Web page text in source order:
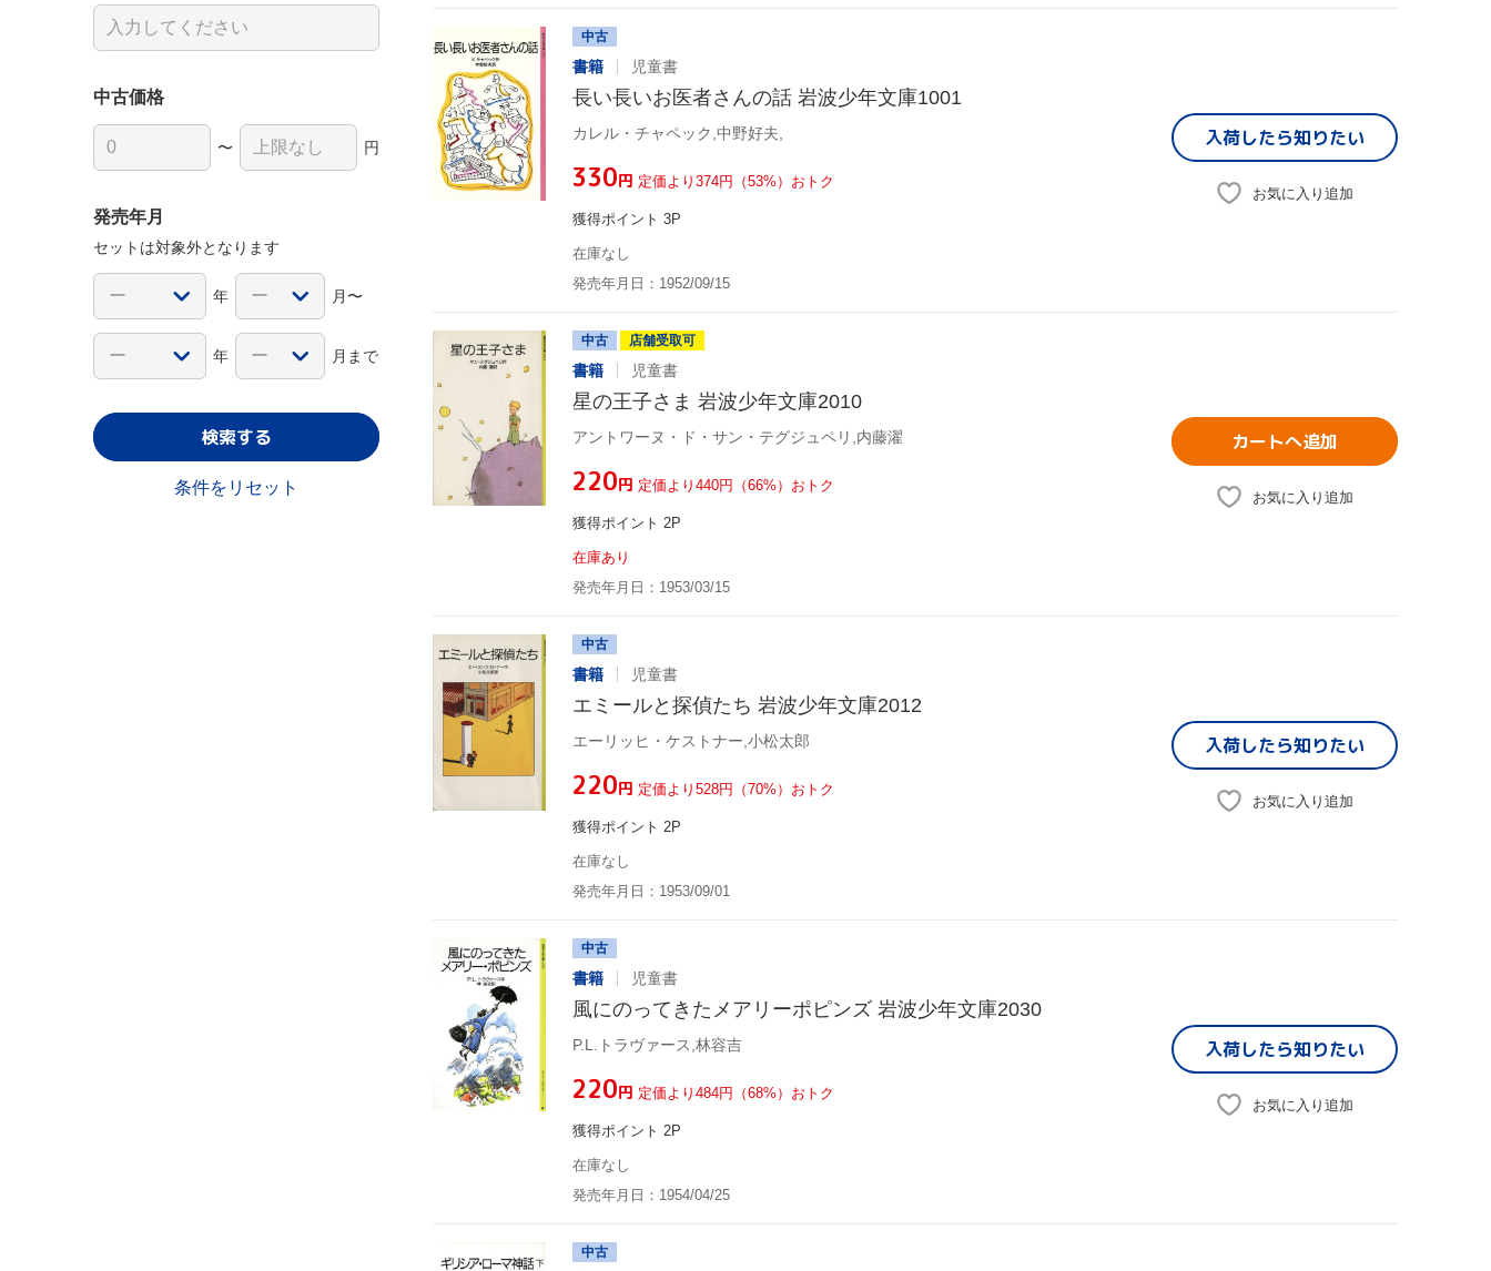
中古
書籍 児童書
長い長いお医者さんの話 岩波少年文庫1001
カレル・チャペック,中野好夫,
¥330円 定価より374円（53%）おトク
獲得ポイント 3P
在庫なし
発売年月日：1952/09/15
入荷したら知りたい
お気に入り追加
中古 店舗受取可
書籍 児童書
星の王子さま 岩波少年文庫2010
アントワーヌ・ド・サン・テグジュペリ,内藤濯
¥220円 定価より440円（66%）おトク
獲得ポイント 2P
在庫あり
発売年月日：1953/03/15
カートへ追加
お気に入り追加
中古
書籍 児童書
エミールと探偵たち 岩波少年文庫2012
エーリッヒ・ケストナー,小松太郎
¥220円 定価より528円（70%）おトク
獲得ポイント 2P
在庫なし
発売年月日：1953/09/01
入荷したら知りたい
お気に入り追加
中古
書籍 児童書
風にのってきたメアリーポピンズ 岩波少年文庫2030
P.L.トラヴァース,林容吉
¥220円 定価より484円（68%）おトク
獲得ポイント 2P
在庫なし
発売年月日：1954/04/25
入荷したら知りたい
お気に入り追加
中古
中古価格
〜 円
発売年月
セットは対象外となります
年 月〜
年 月まで
検索する
条件をリセット